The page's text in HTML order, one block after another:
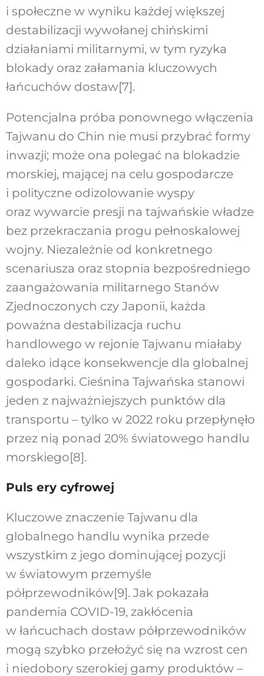
i społeczne w wyniku każdej większej
destabilizacji wywołanej chińskimi
działaniami militarnymi, w tym ryzyka
blokady oraz załamania kluczowych
łańcuchów dostaw[7].
Potencjalna próba ponownego włączenia
Tajwanu do Chin nie musi przybrać formy
inwazji; może ona polegać na blokadzie
morskiej, mającej na celu gospodarcze
i polityczne odizolowanie wyspy
oraz wywarcie presji na tajwańskie władze
bez przekraczania progu pełnoskalowej
wojny. Niezależnie od konkretnego
scenariusza oraz stopnia bezpośredniego
zaangażowania militarnego Stanów
Zjednoczonych czy Japonii, każda
poważna destabilizacja ruchu
handlowego w rejonie Tajwanu miałaby
daleko idące konsekwencje dla globalnej
gospodarki. Cieśnina Tajwańska stanowi
jeden z najważniejszych punktów dla
transportu – tylko w 2022 roku przepłynęło
przez nią ponad 20% światowego handlu
morskiego[8].
Puls ery cyfrowej
Kluczowe znaczenie Tajwanu dla
globalnego handlu wynika przede
wszystkim z jego dominującej pozycji
w światowym przemyśle
półprzewodników[9]. Jak pokazała
pandemia COVID-19, zakłócenia
w łańcuchach dostaw półprzewodników
mogą szybko przełożyć się na wzrost cen
i niedobory szerokiej gamy produktów –